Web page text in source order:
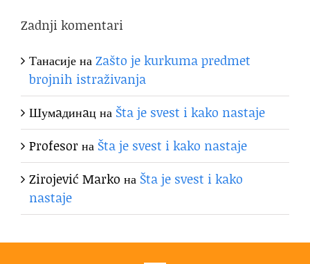
Zadnji komentari
ТанасијенаZašto je kurkuma predmet
brojnih istraživanja
Шумaдинaцна Šta je svest i kako nastaje
Profesorна Šta je svest i kako nastaje
Zirojević Marko на Šta je svest i kako
nastaje